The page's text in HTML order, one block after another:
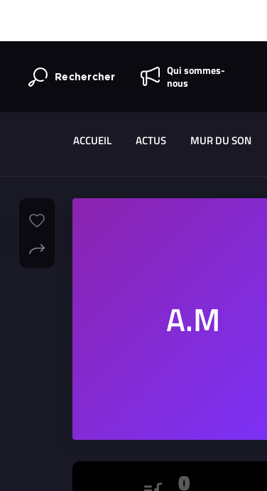
Rechercher
Qui sommes-
nous
ACCUEIL ACTUS MUR DU SON
0